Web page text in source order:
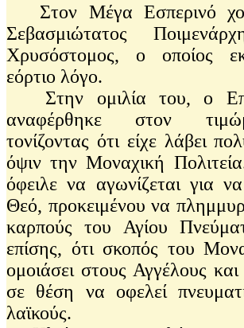
Στον Μέγα Εσπερινό
Σεβασμιώτατος
Χρυσόστομος, ο οποίος
εόρτιο λόγο.
Στην ομιλία του, ο
αναφέρθηκε στον
τονίζοντας ότι είχε λάβει
όψιν την Μοναχική
όφειλε να αγωνίζεται για
Θεό, προκειμένου να
καρπούς του Αγίου
επίσης, ότι σκοπός του
ομοιάσει στους Αγγέλους και
σε θέση να οφελεί
λαϊκούς.